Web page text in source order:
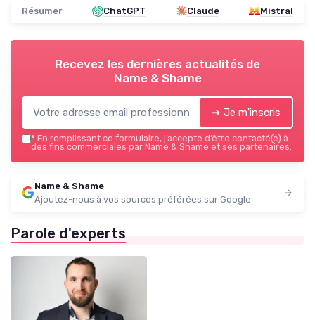
Résumer ChatGPT Claude Mistral
Recevez les dernières actualités de
Name & Shame
➔ Je m'inscris
* En remplissant ce formulaire, j’accepte d’être contacté(e) à
des fins commerciales par Name & Shame et ses partenaires.
Name & Shame
Ajoutez-nous à vos sources préférées sur Google
Parole d'experts